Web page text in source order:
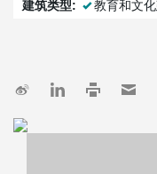
建筑类型: 教育和文